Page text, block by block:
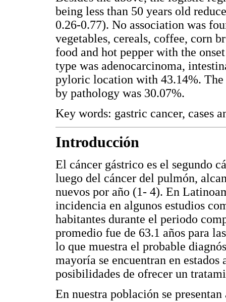
being less than 50 years old
0.26-0.77). No association was
vegetables, cereals, coffee, corn
food and hot pepper with the
type was adenocarcinoma,
pyloric location with 43.14%.
by pathology was 30.07%.
Key words: gastric cancer, cases
Introducción
El cáncer gástrico es el segundo
luego del cáncer del pulmón,
nuevos por año (1- 4). En
incidencia en algunos estudios
habitantes durante el periodo
promedio fue de 63.1 años para
lo que muestra el probable
mayoría se encuentran en
posibilidades de ofrecer un
En nuestra población se